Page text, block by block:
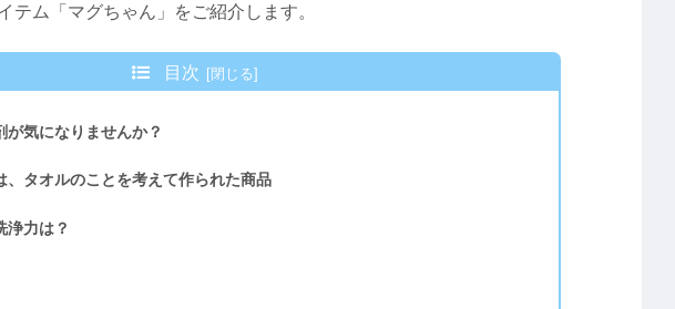
テム「マグちゃん」をご紹介します。
目次
が気になりませんか？
、タオルのことを考えて作られた商品
浄力は？